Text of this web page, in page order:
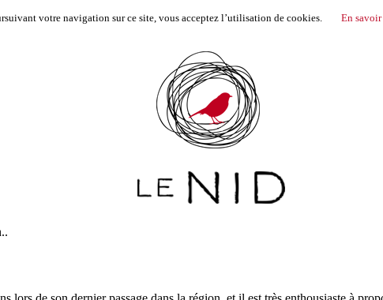
votre navigation sur ce site, vous acceptez l’utilisation de cookies. En